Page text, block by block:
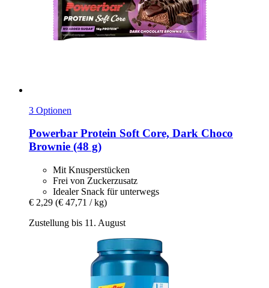
3 Optionen
Powerbar Protein Soft Core, Dark Choco
Brownie (48 g)
Mit Knusperstücken
Frei von Zuckerzusatz
Idealer Snack für unterwegs
€ 2,29 (€ 47,71 / kg)
Zustellung bis 11. August